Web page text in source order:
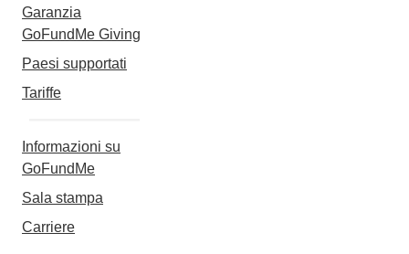
Garanzia
GoFundMe Giving
Paesi supportati
Tariffe
Informazioni su
GoFundMe
Sala stampa
Carriere